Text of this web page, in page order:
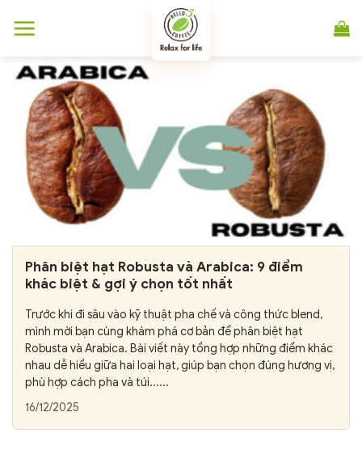
đến
dung
Phân biệt hạt Robusta và Arabica: 9 điểm
khác biệt & gợi ý chọn tốt nhất
Trước khi đi sâu vào kỹ thuật pha chế và công thức blend,
mình mời bạn cùng khám phá cơ bản để phân biệt hạt
Robusta và Arabica. Bài viết này tổng hợp những điểm khác
nhau dễ hiểu giữa hai loại hạt, giúp bạn chọn đúng hương vị,
phù hợp cách pha và túi......
16/12/2025